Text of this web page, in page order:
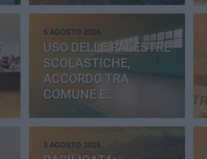
5 AGOSTO 2026
USO DELLE PALESTRE
SCOLASTICHE,
ACCORDO TRA
COMUNE E
PROVINCIA
3 AGOSTO 2026